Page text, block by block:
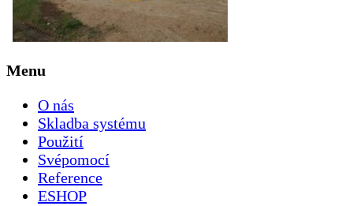
Menu
O nás
Skladba systému
Použití
Svépomocí
Reference
ESHOP